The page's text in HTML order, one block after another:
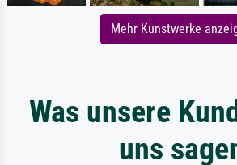
Mehr Kunstwerke
Was unsere
uns